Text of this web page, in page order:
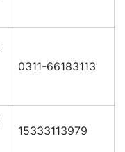
0311-66183113
15333113979